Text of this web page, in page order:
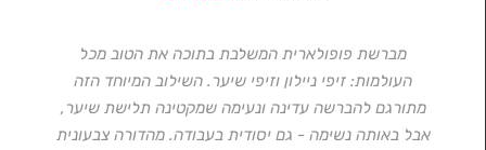
מברשת פופולארית המשלבת בתוכה את הטוב מכל
העולמות: זיפי ניילון וזיפי שיער. השילוב המיוחד הזה
מתורגם להברשה עדינה ונעימה שמקטינה תלישת שיער,
אבל באותה נשימה - גם יסודית בעבודה. מהדורה צבעונית